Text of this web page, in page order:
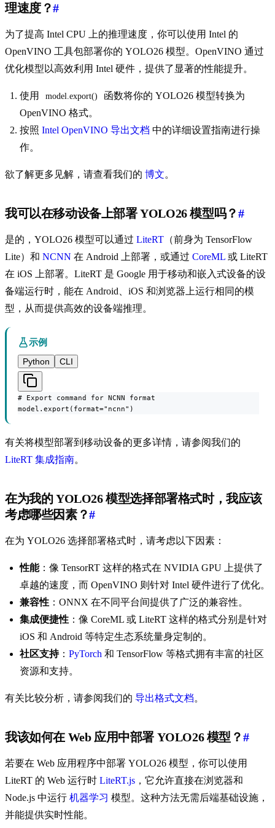
理速度？#
为了提高 Intel CPU 上的推理速度，你可以使用 Intel 的
OpenVINO 工具包部署你的 YOLO26 模型。OpenVINO 通过
优化模型以高效利用 Intel 硬件，提供了显著的性能提升。
使用 model.export()
函数将你的 YOLO26 模型转换为
OpenVINO 格式。
按照 Intel OpenVINO 导出文档 中的详细设置指南进行操
作。
欲了解更多见解，请查看我们的 博文。
我可以在移动设备上部署 YOLO26 模型吗？#
是的，YOLO26 模型可以通过 LiteRT （前身为 TensorFlow
Lite）和 NCNN 在 Android 上部署，或通过 CoreML 或 LiteRT
在 iOS 上部署。LiteRT 是 Google 用于移动和嵌入式设备的设
备端运行时，能在 Android、iOS 和浏览器上运行相同的模
型，从而提供高效的设备端推理。
示例
Python
CLI
# Export command for NCNN format
model.export(format="ncnn")
有关将模型部署到移动设备的更多详情，请参阅我们的
LiteRT 集成指南。
在为我的 YOLO26 模型选择部署格式时，我应该
考虑哪些因素？#
在为 YOLO26 选择部署格式时，请考虑以下因素：
性能：像 TensorRT 这样的格式在 NVIDIA GPU 上提供了
卓越的速度，而 OpenVINO 则针对 Intel 硬件进行了优化。
兼容性 ：ONNX 在不同平台间提供了广泛的兼容性。
集成便捷性 ：像 CoreML 或 LiteRT 这样的格式分别是针对
iOS 和 Android 等特定生态系统量身定制的。
社区支持： PyTorch 和 TensorFlow 等格式拥有丰富的社区
资源和支持。
有关比较分析，请参阅我们的 导出格式文档。
我该如何在 Web 应用中部署 YOLO26 模型？#
若要在 Web 应用程序中部署 YOLO26 模型，你可以使用
LiteRT 的 Web 运行时 LiteRT.js ，它允许直接在浏览器和
Node.js 中运行 机器学习 模型。这种方法无需后端基础设施，
并能提供实时性能。